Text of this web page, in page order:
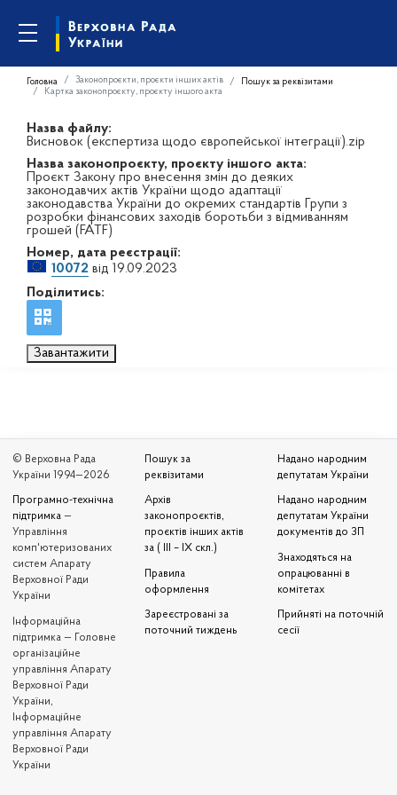
Головна Законопроєкти, проєкти інших актів
Пошук за реквізитами
Картка законопроєкту, проєкту іншого акта
Назва файлу:
Висновок (експертиза щодо європейської інтеграції).zip
Назва законопроєкту, проєкту іншого акта:
Проєкт Закону про внесення змін до деяких
законодавчих актів України щодо адаптації
законодавства України до окремих стандартів Групи з
розробки фінансових заходів боротьби з відмиванням
грошей (FATF)
Номер, дата реєстрації:
10072від 19.09.2023
Поділитись:
Завантажити
© Верховна Рада
України 1994—2026
Програмно-технічна
підтримка —
Управління
комп'ютеризованих
систем Апарату
Верховної Ради
України
Iнформаційна
підтримка — Головне
організаційне
управління Апарату
Верховної Ради
України,
Інформаційне
управління Апарату
Верховної Ради
України
Пошук за
реквізитами
Архів
законопроєктів,
проєктів інших актів
за ( III – IX скл.)
Правила
оформлення
Зареєстровані за
поточний тиждень
Надано народним
депутатам України
Надано народним
депутатам України
документів до ЗП
Знаходяться на
опрацюванні в
комітетах
Прийняті на поточній
сесії